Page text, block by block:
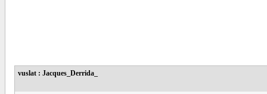
vuslat : Jacques_Derrida_